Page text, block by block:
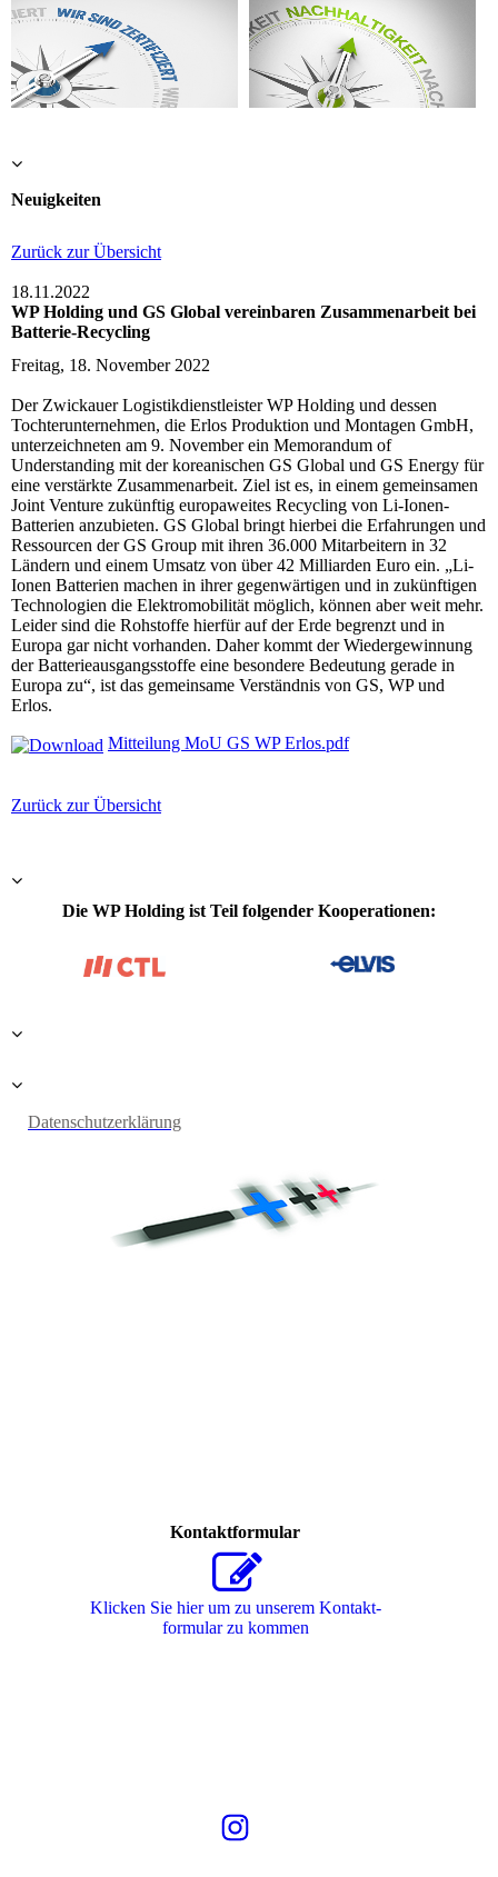
Neuigkeiten
Zurück zur Übersicht
18.11.2022
WP Holding und GS Global vereinbaren Zusammenarbeit bei
Batterie-Recycling
Freitag, 18. November 2022
Der Zwickauer Logistikdienstleister WP Holding und dessen
Tochterunternehmen, die Erlos Produktion und Montagen GmbH,
unterzeichneten am 9. November ein Memorandum of
Understanding mit der koreanischen GS Global und GS Energy für
eine verstärkte Zusammenarbeit. Ziel ist es, in einem gemeinsamen
Joint Venture zukünftig europaweites Recycling von Li-Ionen-
Batterien anzubieten. GS Global bringt hierbei die Erfahrungen und
Ressourcen der GS Group mit ihren 36.000 Mitarbeitern in 32
Ländern und einem Umsatz von über 42 Milliarden Euro ein. „Li-
Ionen Batterien machen in ihrer gegenwärtigen und in zukünftigen
Technologien die Elektromobilität möglich, können aber weit mehr.
Leider sind die Rohstoffe hierfür auf der Erde begrenzt und in
Europa gar nicht vorhanden. Daher kommt der Wiedergewinnung
der Batterieausgangsstoffe eine besondere Bedeutung gerade in
Europa zu“, ist das gemeinsame Verständnis von GS, WP und
Erlos.
Mitteilung MoU GS WP Erlos.pdf
Zurück zur Übersicht
Die WP Holding ist Teil folgender Kooperationen:
Datenschutzerklärung
Kontaktformular
Klicken Sie hier um zu unserem Kon­takt­
for­mu­lar zu kommen